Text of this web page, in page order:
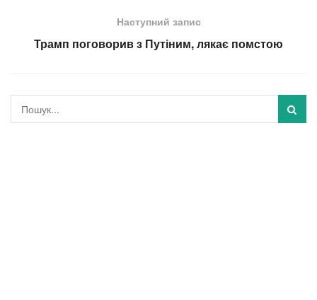
Наступний запис
Трамп поговорив з Путіним, лякає помстою